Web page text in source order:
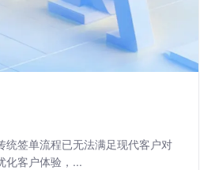
统签单流程已无法满足现代客户对
化客户体验，...